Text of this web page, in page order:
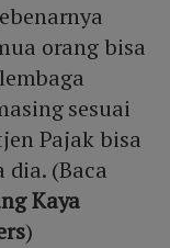
orang bisa
sesuai
Pajak bisa
(Baca
Kaya
)